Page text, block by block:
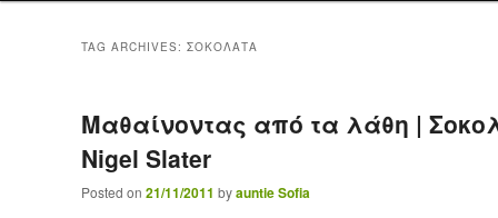
TAG ARCHIVES: ΣΟΚΟΛΆΤΑ
Μαθαίνοντας από τα λάθη |
Nigel Slater
Posted on 21/11/2011 byauntie Sofia